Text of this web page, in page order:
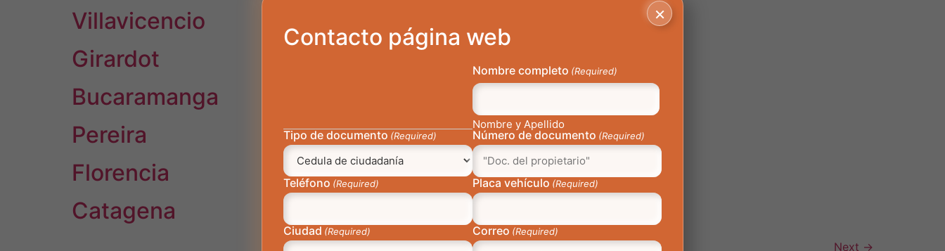
Villavicencio
Girardot
Bucaramanga
Pereira
Florencia
Catagena
Next →
×
Contacto página web
Nombre completo (Required)
Nombre y Apellido
Tipo de documento (Required) Número de documento (Required)
Teléfono (Required) Placa vehículo (Required)
Ciudad (Required) Correo (Required)